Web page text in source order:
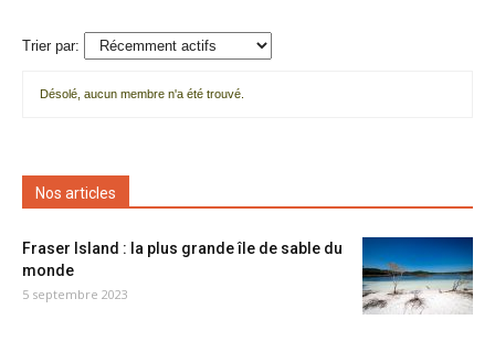
Trier par:
amis
Désolé, aucun membre n'a été trouvé.
Nos articles
Fraser Island : la plus grande île de sable du
monde
5 septembre 2023